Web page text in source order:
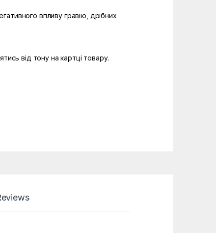
впливу гравію, дрібних
від тону на картці товару.